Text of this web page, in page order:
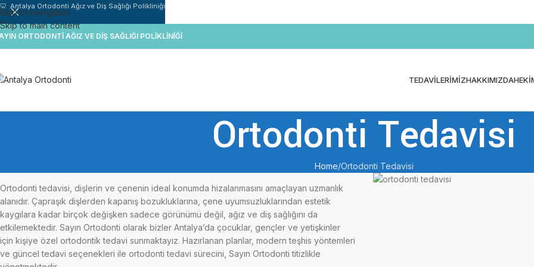
Skip to navigation
Skip to main content
ORTODONTİ AĞIZ VE DİŞ SAĞLIĞI POLİKLİNİĞİ
TEDAVILERIMIZHAKKIMIZDA
Ortodonti Tedavisi
Home Ortodonti Tedavisi
Ortodonti tedavisi, dişlerin ve çenenin ideal konumda hizalanmasını amaçlayan uzmanlık
alanıdır. Çapraşık dişlerden kapanış bozukluklarına, çene uyumsuzluklarından estetik
kaygılara kadar birçok değişken sadece görünümü değil, ağız ve diş sağlığını da
etkilemektedir. Sayın Ortodonti olarak bizler Antalya’da çocuklar, gençler ve yetişkinler
için kişiye özel ortodontik tedavi sunmaktayız. Hazırlanan planlar, modern teşhis yöntemleri
ve güncel tedavi seçenekleri ile ortodonti tedavi sürecini, Sayın Ortodonti titizlikle
🦷 Antalya Ortodonti Ağız ve Diş Sağlığı Polikliniği